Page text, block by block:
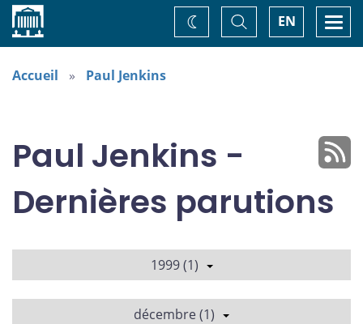
Accueil EN
Basculer
la
recherche
Changez
de
Accueil Paul Jenkins
Paul Jenkins -
Dernières parutions
1999 (1)
décembre (1)